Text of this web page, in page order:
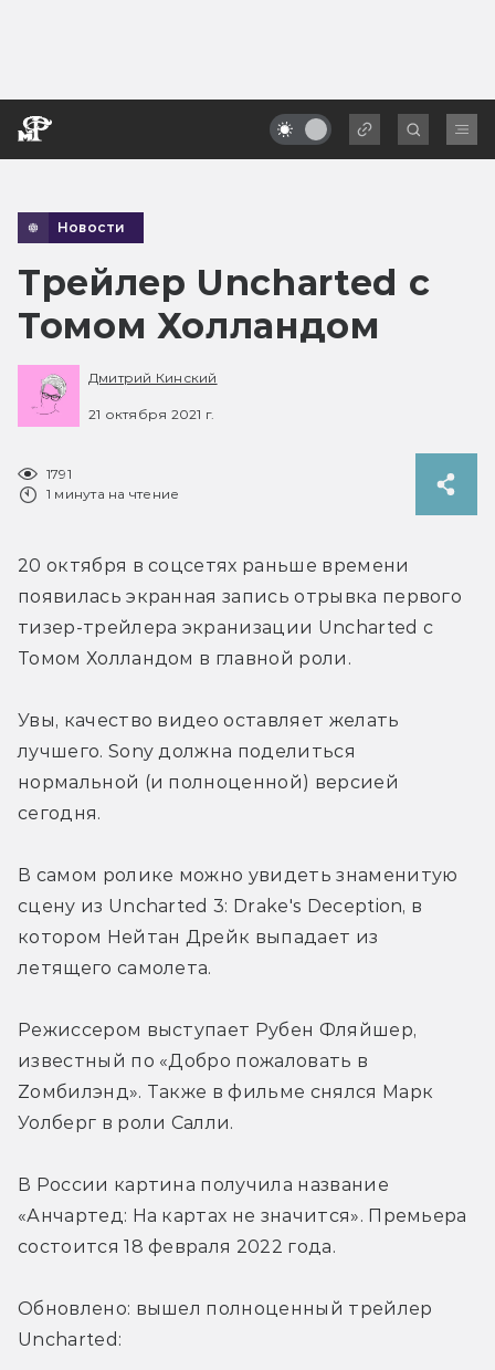
Новости
Трейлер Uncharted с
Томом Холландом
Дмитрий Кинский
21 октября 2021 г.
1791
1 минута на чтение
20 октября в соцсетях раньше времени
появилась экранная запись отрывка первого
тизер-трейлера экранизации Uncharted с
Томом Холландом в главной роли.
Увы, качество видео оставляет желать
лучшего. Sony должна поделиться
нормальной (и полноценной) версией
сегодня.
В самом ролике можно увидеть знаменитую
сцену из Uncharted 3: Drake's Deception, в
котором Нейтан Дрейк выпадает из
летящего самолета.
Режиссером выступает Рубен Фляйшер,
известный по «Добро пожаловать в
Zомбилэнд». Также в фильме снялся Марк
Уолберг в роли Салли.
В России картина получила название
«Анчартед: На картах не значится». Премьера
состоится 18 февраля 2022 года.
Обновлено: вышел полноценный трейлер
Uncharted: